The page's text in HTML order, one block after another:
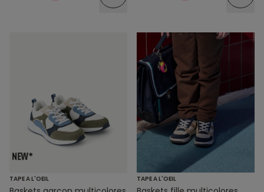
TAPE A L'OEIL TAPE A L'OEIL